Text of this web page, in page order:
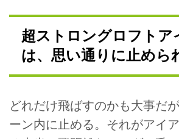
超ストロングロフトア
は、思い通りに止めら
どれだけ飛ばすのかも大事だ
ーン内に止める。それがアイ